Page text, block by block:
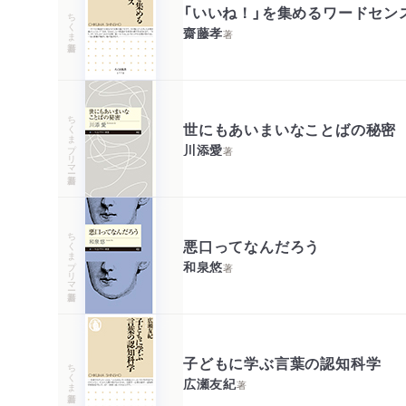
ちくま新書 「いいね！」を集めるワードセン
齋藤孝著
ちくまプリマー新書 世にもあいまいなことばの秘密
川添愛著
ちくまプリマー新書 悪口ってなんだろう
和泉悠著
ちくま新書 子どもに学ぶ言葉の認知科学
広瀬友紀著